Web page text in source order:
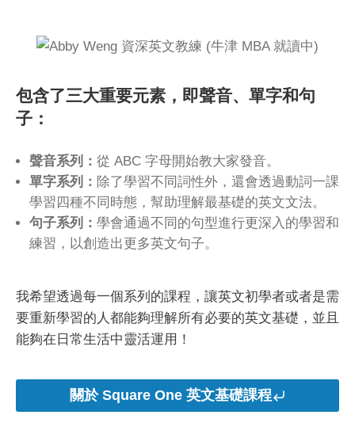
包含了三大重要元素，即聲音、單字和句
子：
聲音系列： 從 ABC 字母開始教大家發音。
單字系列： 除了學習不同詞性外，還會透過動詞一課
學習四種不同時態，幫助理解最基礎的英文文法。
句子系列： 學會通過不同的句型進行更深入的學習和
練習，以創造出更多英文句子。
我希望透過每一個系列的課程，讓英文初學者或者是需
要重新學習的人都能夠理解所有必要的英文基礎，並且
能夠在日常生活中靈活運用！
關於 Square One 英文基礎課程